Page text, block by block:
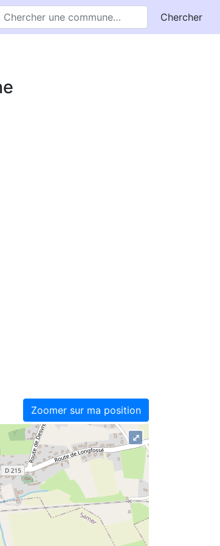
Chercher
Zoomer sur ma position
⤢